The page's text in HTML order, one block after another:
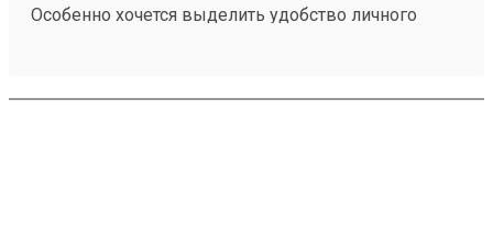
Особенно хочется выделить удобство личного